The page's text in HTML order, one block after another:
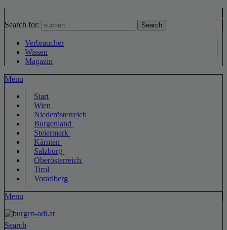
Search for: Search
Verbraucher
Wissen
Magazin
Menu
Start
Wien
Niederösterreich
Burgenland
Steiermark
Kärnten
Salzburg
Oberösterreich
Tirol
Vorarlberg
Menu
Search